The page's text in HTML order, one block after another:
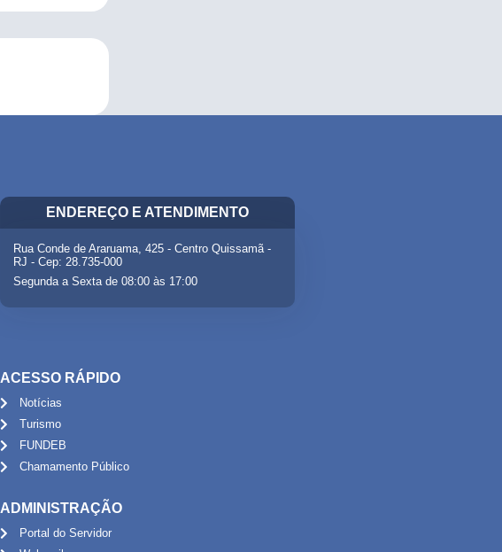
ENDEREÇO E ATENDIMENTO
Rua Conde de Araruama, 425 - Centro Quissamã -
RJ - Cep: 28.735-000
Segunda a Sexta de 08:00 às 17:00
ACESSO RÁPIDO
Notícias
Turismo
FUNDEB
Chamamento Público
ADMINISTRAÇÃO
Portal do Servidor